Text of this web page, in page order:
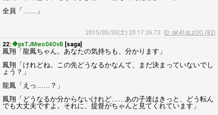
全員「……」
2015/05/30(土) 20:17:26.73
ID: pK41pLzOO (82)
22: ◆pxTJMwo04OvB [saga]
鳳翔「龍鳳ちゃん。あなたの気持ちも、分かります」
鳳翔「けれどね。この先どうなるかなんて、まだ決まっていないでし
ょう？」
龍鳳「えっ……？」
鳳翔「どうなるか分からないけれど……あの子達はきっと、どう転ん
でも大丈夫ですよ。それに、提督がちゃんと見てくれています」